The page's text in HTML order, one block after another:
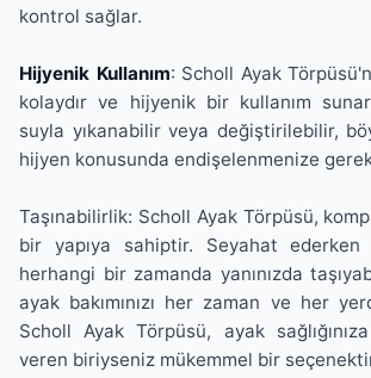
kontrol sağlar.
Hijyenik Kullanım: Scholl Ayak
kolaydır ve hijyenik bir kullanım
suyla yıkanabilir veya değiştirilebilir,
hijyen konusunda endişelenmenize
Taşınabilirlik: Scholl Ayak Törpüsü,
bir yapıya sahiptir. Seyahat
herhangi bir zamanda yanınızda
ayak bakımınızı her zaman ve her
Scholl Ayak Törpüsü, ayak
veren biriyseniz mükemmel bir